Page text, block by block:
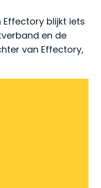
blijkt iets
en de
van Effectory,